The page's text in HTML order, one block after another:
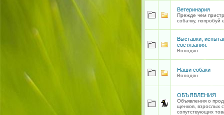
Ветеринария
Прежде чем
собачку, попробуй
Выставки,
состязания.
Володян
Наши собаки
Володян
ОБЪЯВЛЕНИЯ
Объявления о
щенков, взрослых
сопутствующих